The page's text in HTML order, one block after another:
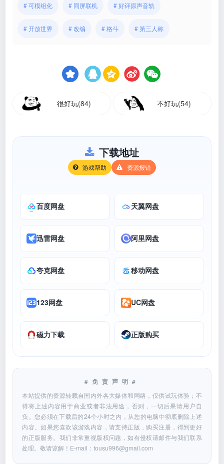
# 可模组化 # 同屏联机 # 好评原声音轨
# 开放世界 # 改编 # 格斗 # 第三人称
很好玩(84) 不好玩(54)
下载地址
游戏帮助 资源报错
百度网盘 天翼网盘
迅雷网盘 阿里网盘
夸克网盘 移动网盘
123网盘 UC网盘
磁力下载 正版购买
#免责声明#
本站提供的资源转载自国内外各大媒体和网络，仅供试玩体验；不
得将上述内容用于商业或者非法用途，否则，一切后果请用户自
负。您必须在下载后的24个小时之内，从您的电脑中彻底删除上述
内容。如果您喜欢该游戏内容，请支持正版，购买注册，得到更好
的正版服务。我们非常重视版权问题，如有侵权请邮件与我们联系
处理。敬请谅解！E-mail：tousu996@gmail.com